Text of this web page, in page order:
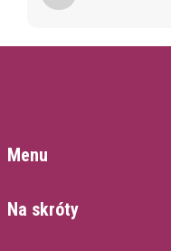
Menu
Na skróty